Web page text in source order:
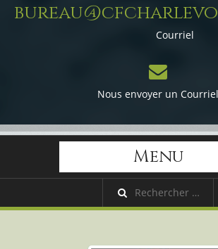
Courriel
Nous envoyer un Courriel
Menu